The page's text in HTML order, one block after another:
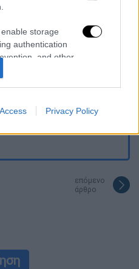
storage
authentication
and other
Privacy Policy
Επικίνδυνες οι
επηρεαστούν
Η στιγμή που
stalker κρυμμένο
ξένη γλώσσα; Αυτές είναι οι 7
κάνεις το ChatGPT
επόμενο
άρθρο